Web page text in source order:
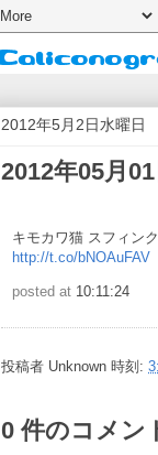
2012年5月2日水曜日
2012年05月01
キモカワ猫 スフィン
http://t.co/bNOAuFAV
posted at 10:11:24
投稿者 Unknown 時刻:
0 件のコメン